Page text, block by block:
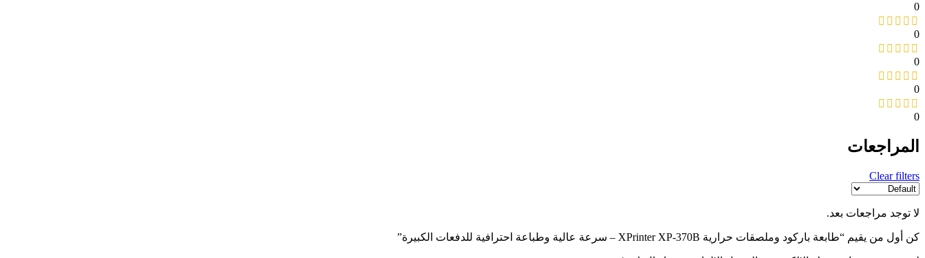
0
0
0
0
0
المراجعات
Clear filters
لا توجد مراجعات بعد.
كن أول من يقيم “طابعة باركود وملصقات حرارية XPrinter XP-370B – سرعة عالية وطباعة احترافية للدفعات الكبيرة”